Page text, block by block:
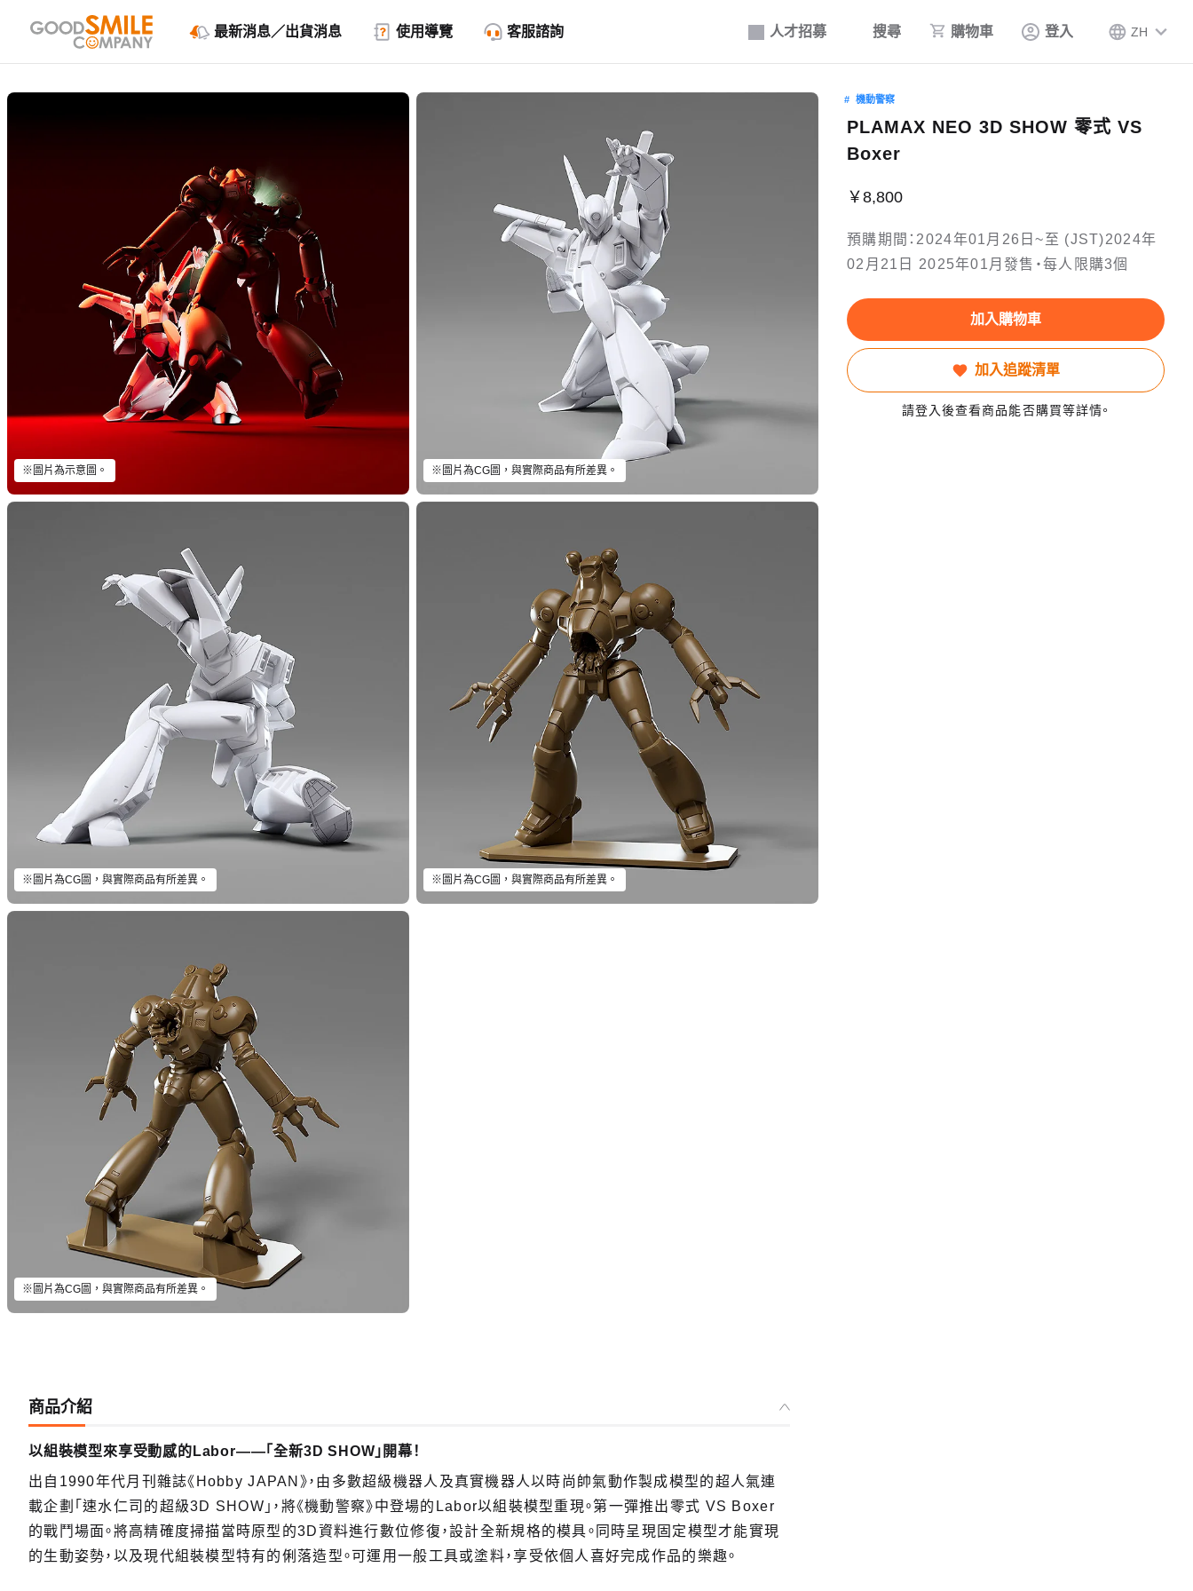
人才招募 搜尋 購物車 登入 ZH
最新消息／出貨消息 使用導覽 客服諮詢
※圖片為示意圖。 ※圖片為CG圖，與實際商品有所差異。
※圖片為CG圖，與實際商品有所差異。 ※圖片為CG圖，與實際商品有所差異。
※圖片為CG圖，與實際商品有所差異。
機動警察
PLAMAX NEO 3D SHOW 零式 VS
Boxer
￥8,800
預購期間：2024年01月26日~至 (JST)2024年
02月21日 2025年01月發售・每人限購3個
加入購物車
加入追蹤清單
請登入後查看商品能否購買等詳情。
商品介紹
以組裝模型來享受動感的Labor——「全新3D SHOW」開幕！
出自1990年代月刊雜誌《Hobby JAPAN》，由多數超級機器人及真實機器人以時尚帥氣動作製成模型的超人氣連
載企劃「速水仁司的超級3D SHOW」，將《機動警察》中登場的Labor以組裝模型重現。第一彈推出零式 VS Boxer
的戰鬥場面。將高精確度掃描當時原型的3D資料進行數位修復，設計全新規格的模具。同時呈現固定模型才能實現
的生動姿勢，以及現代組裝模型特有的俐落造型。可運用一般工具或塗料，享受依個人喜好完成作品的樂趣。